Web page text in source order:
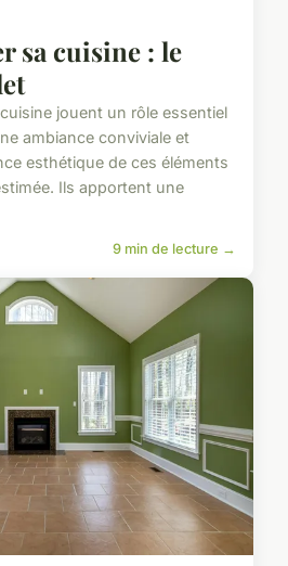
sa cuisine : le
jouent un rôle essentiel
ambiance conviviale et
esthétique de ces éléments
Ils apportent une
9 min de lecture →